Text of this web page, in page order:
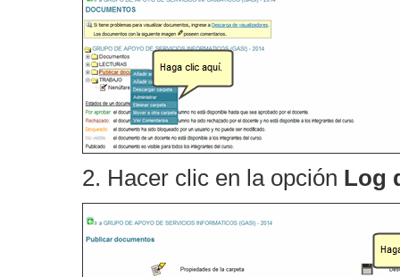
2. Hacer clic en la opción Log